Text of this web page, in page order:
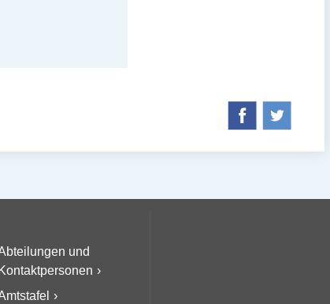
und
Kontaktpersonen